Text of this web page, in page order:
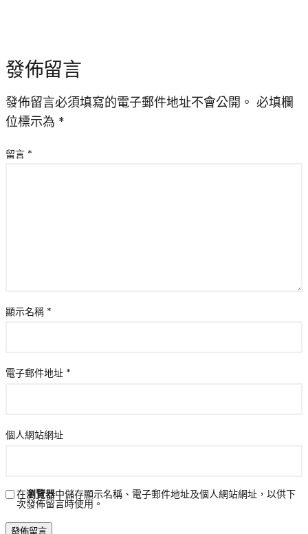
發佈留言
發佈留言必須填寫的電子郵件地址不會公開。 必填欄
位標示為 *
留言 *
顯示名稱 *
電子郵件地址 *
個人網站網址
在瀏覽器中儲存顯示名稱、電子郵件地址及個人網站網址，以供下
次發佈留言時使用。